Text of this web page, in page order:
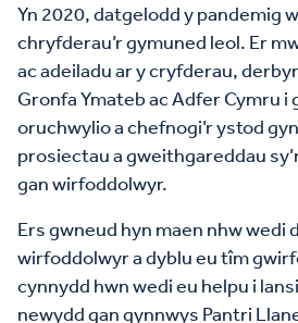
Yn 2020, datgelodd y pandemig
chryfderau’r gymuned leol. Er
ac adeiladu ar y cryfderau,
Gronfa Ymateb ac Adfer Cymru i
oruchwylio a chefnogi’r ystod
prosiectau a gweithgareddau
gan wirfoddolwyr.
Ers gwneud hyn maen nhw wedi
wirfoddolwyr a dyblu eu tîm
cynnydd hwn wedi eu helpu i
newydd gan gynnwys Pantri